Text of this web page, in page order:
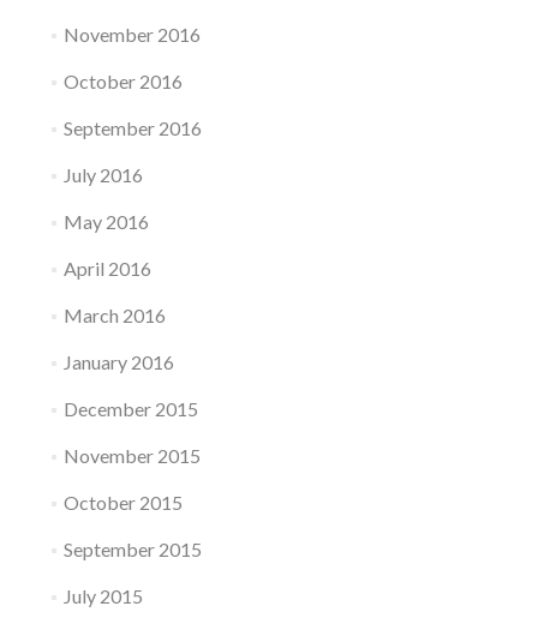
November 2016
October 2016
September 2016
July 2016
May 2016
April 2016
March 2016
January 2016
December 2015
November 2015
October 2015
September 2015
July 2015